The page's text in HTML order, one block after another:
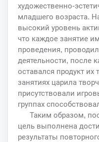
художественно-
младшего возраста.
высокий уровень
что каждое занятие
проведения,
деятельности, после
оставался продукт их
занятиях царила
присутствовали
группах
Таким образом,
цель выполнена
результаты